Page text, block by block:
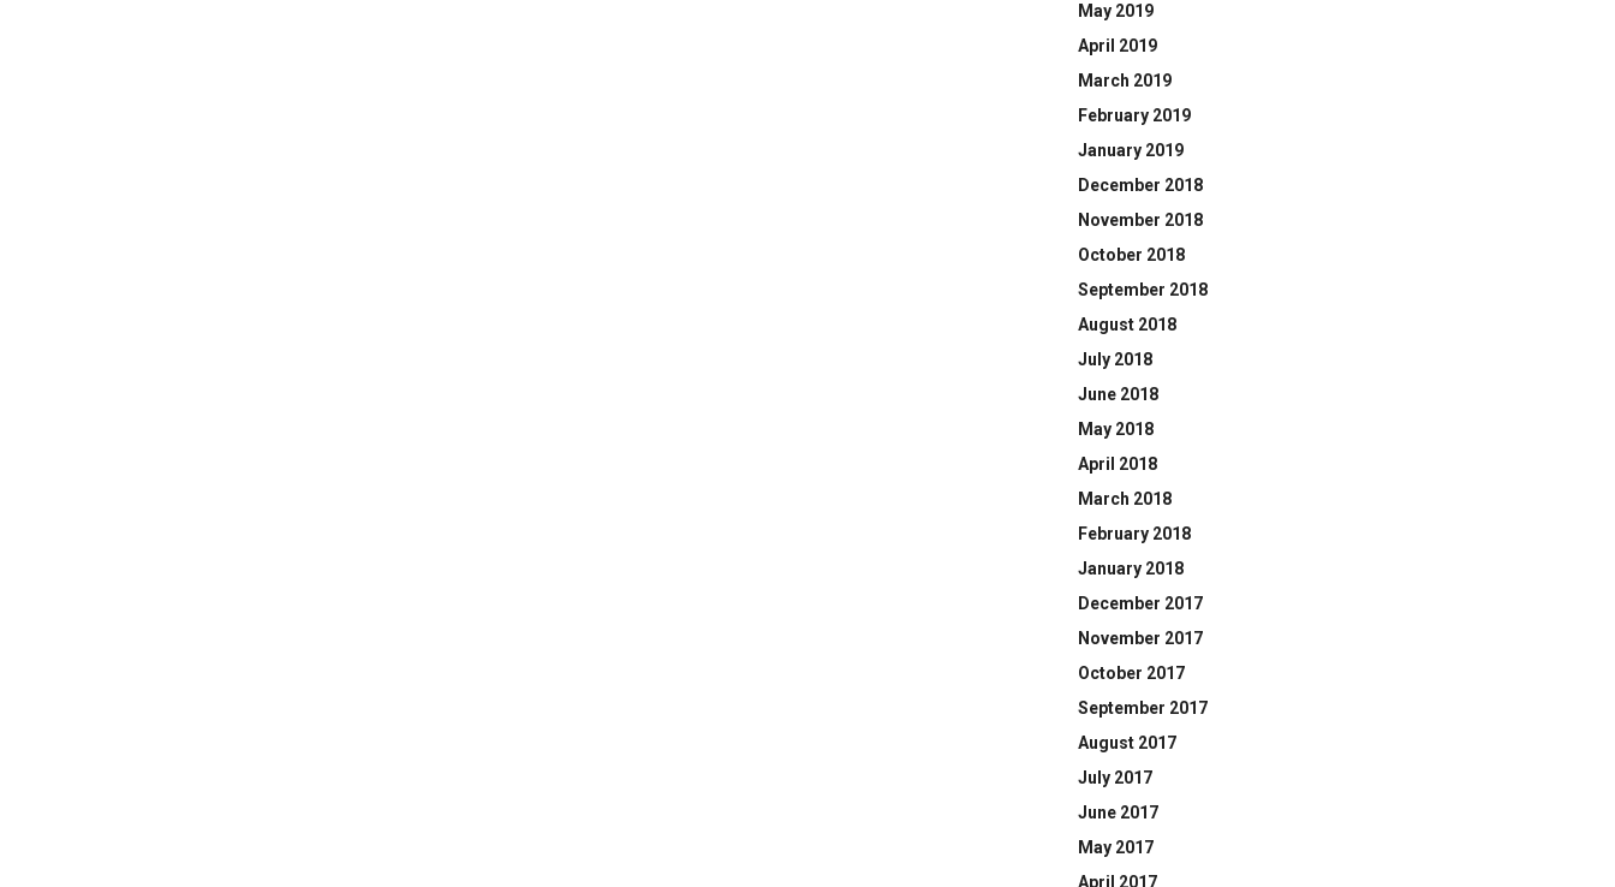
May 2019
April 2019
March 2019
February 2019
January 2019
December 2018
November 2018
October 2018
September 2018
August 2018
July 2018
June 2018
May 2018
April 2018
March 2018
February 2018
January 2018
December 2017
November 2017
October 2017
September 2017
August 2017
July 2017
June 2017
May 2017
April 2017